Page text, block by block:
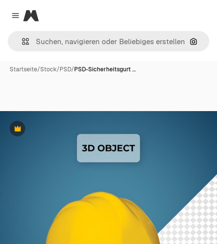
Close menu
Magnific
Nach
Startseite/Stock/PSD/PSD-Sicherheitsgurt …
Premium